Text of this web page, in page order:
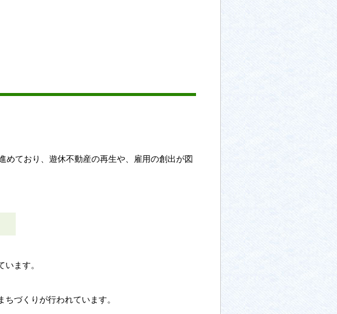
ており、遊休不動産の再生や、雇用の創出が図
ます。
づくりが行われています。